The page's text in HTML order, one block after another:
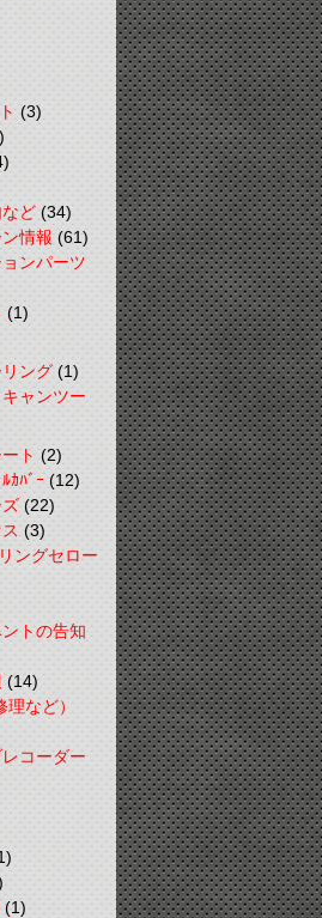
(3)
ど(34)
情報(61)
ンパーツ
(1)
ング(1)
ャンツー
ト(2)
ｶﾊﾞｰ(12)
(22)
(3)
ングセロー
トの告知
(14)
理など）
コーダー
(1)